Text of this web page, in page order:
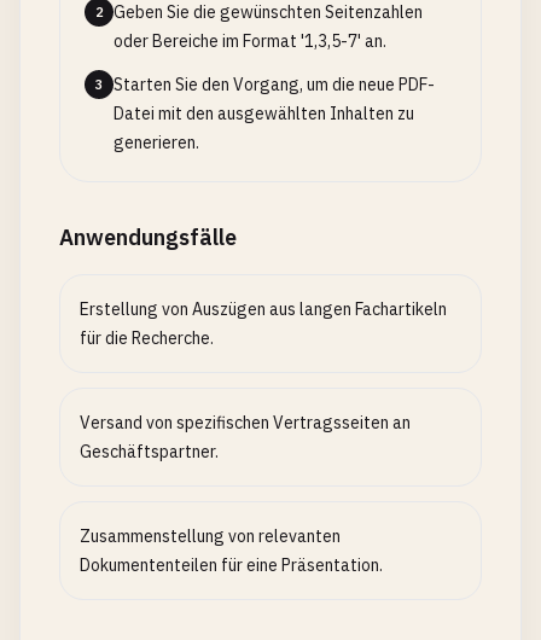
2
Geben Sie die gewünschten Seitenzahlen
oder Bereiche im Format '1,3,5-7' an.
3
Starten Sie den Vorgang, um die neue PDF-
Datei mit den ausgewählten Inhalten zu
generieren.
Anwendungsfälle
Erstellung von Auszügen aus langen Fachartikeln
für die Recherche.
Versand von spezifischen Vertragsseiten an
Geschäftspartner.
Zusammenstellung von relevanten
Dokumententeilen für eine Präsentation.